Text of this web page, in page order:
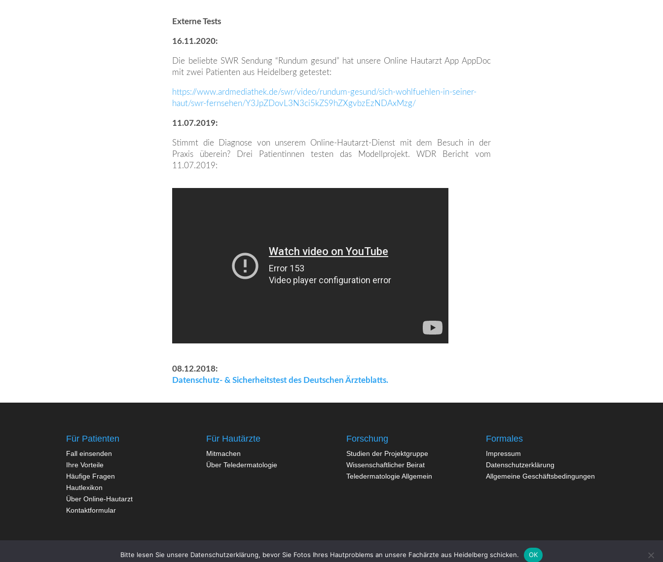
Externe Tests
16.11.2020:
Die beliebte SWR Sendung “Rundum gesund” hat unsere Online Hautarzt App AppDoc
mit zwei Patienten aus Heidelberg getestet:
https://www.ardmediathek.de/swr/video/rundum-gesund/sich-wohlfuehlen-in-seiner-
haut/swr-fernsehen/Y3JpZDovL3N3ci5kZS9hZXgvbzEzNDAxMzg/
11.07.2019:
Stimmt die Diagnose von unserem Online-Hautarzt-Dienst mit dem Besuch in der
Praxis überein? Drei Patientinnen testen das Modellprojekt. WDR Bericht vom
11.07.2019:
08.12.2018:
Datenschutz- & Sicherheitstest des Deutschen Ärzteblatts.
Für Patienten
Fall einsenden
Ihre Vorteile
Häufige Fragen
Hautlexikon
Über Online-Hautarzt
Kontaktformular
Für Hautärzte
Mitmachen
Über Teledermatologie
Forschung
Studien der Projektgruppe
Wissenschaftlicher Beirat
Teledermatologie Allgemein
Formales
Impressum
Datenschutzerklärung
Allgemeine Geschäftsbedingungen
Bitte lesen Sie unsere Datenschutzerklärung, bevor Sie Fotos Ihres Hautproblems an unsere Fachärzte aus Heidelberg schicken. OK